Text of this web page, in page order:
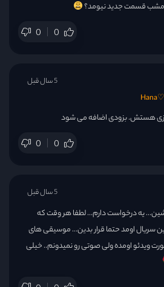
قسمت جدید نیومد؟
0 0
♡Hana
هستش. بزودی اضافه می شود
0 0
5 سال قبل
یه درخواست دارم… لطفا هر وقت که
سریال اومد حتما قرار بدین… موسیقی های
ویدئو اومده ولی صوتی رو نمیدونم.. خیلی
5 سال قبل